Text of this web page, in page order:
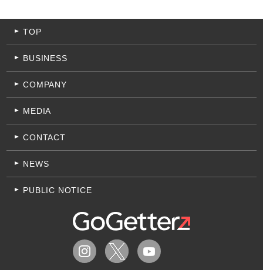
TOP
BUSINESS
COMPANY
MEDIA
CONTACT
NEWS
PUBLIC NOTICE